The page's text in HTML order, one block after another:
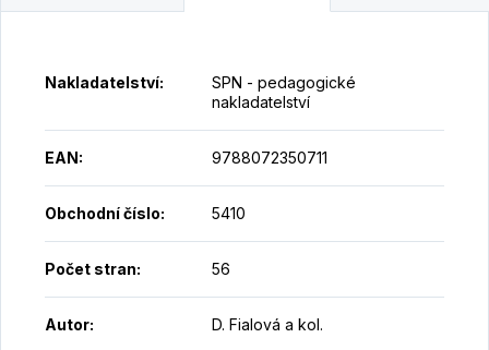
Nakladatelství:
SPN - pedagogické
nakladatelství
EAN: 9788072350711
Obchodní číslo: 5410
Počet stran: 56
Autor: D. Fialová a kol.